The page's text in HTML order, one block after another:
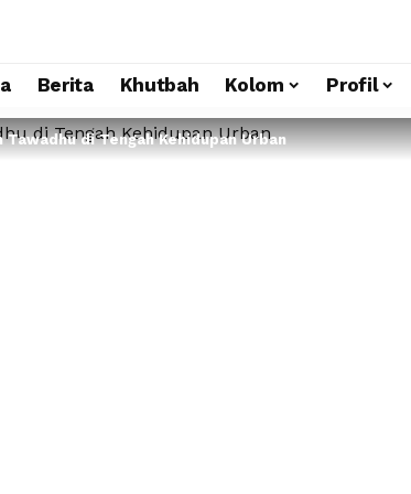
Berita Khutbah Kolom Profil
di Tengah Kehidupan Urban